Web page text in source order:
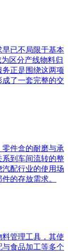
已不局限于基本
区分产线物料归
正是围绕这两项
了一套完整的交
件盒的耐磨与承
到车间流转的整
配行业的使用场
的存放需求。
管理工具，其使
食品加工等多个